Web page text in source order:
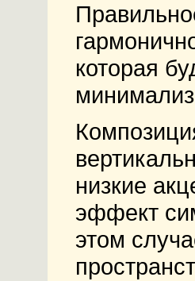
которая
низкие
эффект
этом